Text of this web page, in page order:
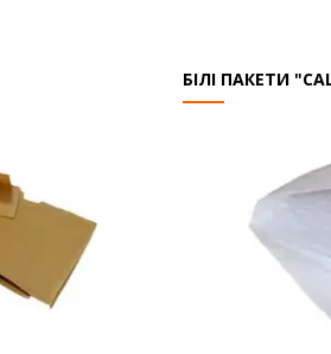
БІЛІ ПАКЕТИ